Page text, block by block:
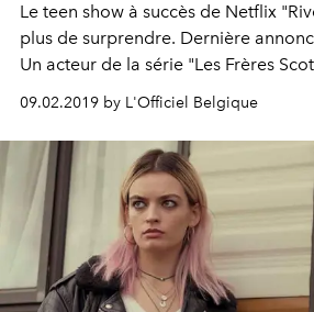
Le teen show à succès de Netflix
plus de surprendre. Dernière
Un acteur de la série "Les Frères
de la saison 3, actuellement en
plateforme de streaming.
09.02.2019 by L'Officiel Belgique